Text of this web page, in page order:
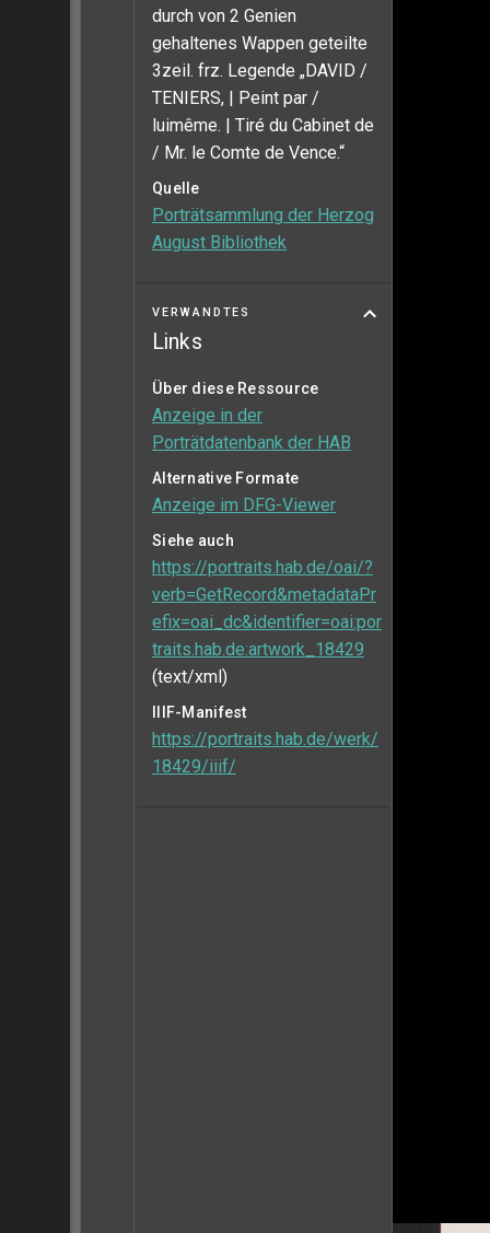
durch von 2 Genien
gehaltenes Wappen geteilte
3zeil. frz. Legende „DAVID /
TENIERS, | Peint par /
luimême. | Tiré du Cabinet de
/ Mr. le Comte de Vence.“
Quelle
Porträtsammlung der Herzog
August Bibliothek
VERWANDTES
Links
Über diese Ressource
Anzeige in der
Porträtdatenbank der HAB
Alternative Formate
Anzeige im DFG-Viewer
Siehe auch
https://portraits.hab.de/oai/?
verb=GetRecord&metadataPr
efix=oai_dc&identifier=oai:por
traits.hab.de:artwork_18429
(text/xml)
IIIF-Manifest
https://portraits.hab.de/werk/
18429/iiif/